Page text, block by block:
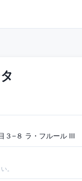
−８ ラ・フルール III
。